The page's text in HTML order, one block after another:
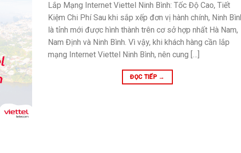
Lắp Mạng Internet Viettel Ninh Bình: Tốc Độ Cao, Tiết
Kiệm Chi Phí Sau khi sắp xếp đơn vị hành chính, Ninh
là tỉnh mới được hình thành trên cơ sở hợp nhất Hà Nam,
Nam Định và Ninh Bình. Vì vậy, khi khách hàng cần lắp
mạng Internet Viettel Ninh Bình, nên cung […]
ĐỌC TIẾP →